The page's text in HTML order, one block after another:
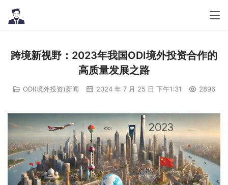
跨境新视野：2023年我国ODI境外投资合作的
高质量发展之路
ODI(境外投资)新闻 2024 年 7 月 25 日 下午1:31 2896